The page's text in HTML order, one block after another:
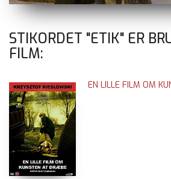
STIKORDET "ETIK" ER
FILM:
EN LILLE FILM OM